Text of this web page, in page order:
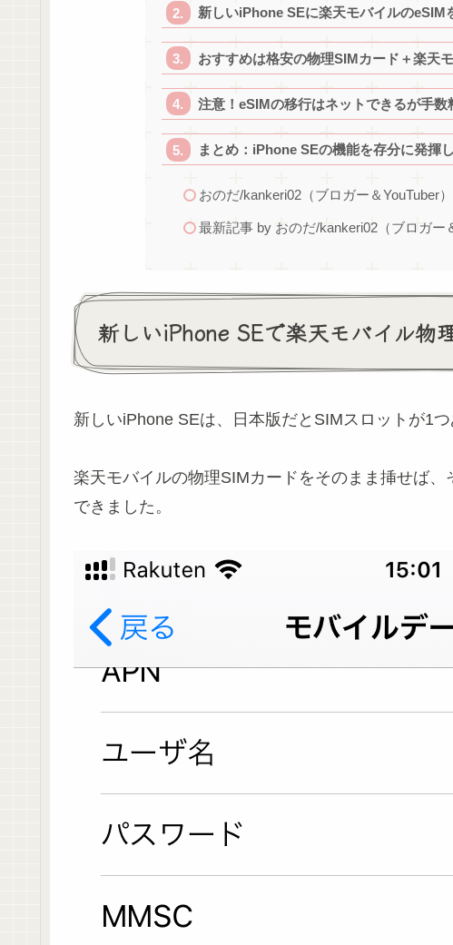
新しいiPhone SEに楽天モバイルのeSIM
おすすめは格安の物理SIMカード＋楽天
注意！eSIMの移行はネットできるが手数
まとめ：iPhone SEの機能を存分に発揮
おのだ/kankeri02（ブロガー＆YouTuber）
最新記事 by おのだ/kankeri02（ブロガー
新しいiPhone SEで楽天モバイル物
新しいiPhone SEは、日本版だとSIMスロットが1つ
楽天モバイルの物理SIMカードをそのまま挿せば
できました。